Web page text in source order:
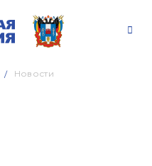
Новости